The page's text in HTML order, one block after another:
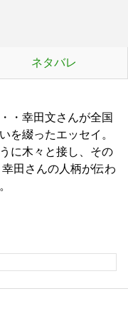
ネタバレ
・幸田文さんが全国
を綴ったエッセイ。
に木々と接し、その
田さんの人柄が伝わ